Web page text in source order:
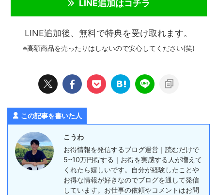
LINE追加はコチラ
LINE追加後、無料で特典を受け取れます。
※高額商品を売ったりはしないので安心してください(笑)
この記事を書いた人
こうわ
お得情報を発信するブログ運営｜読むだけで
5~10万円得する｜お得を実感する人が増えて
くれたら嬉しいです。自分が経験したことや
お得な情報が好きなのでブログを通して発信
しています。お仕事の依頼やコメントはお問